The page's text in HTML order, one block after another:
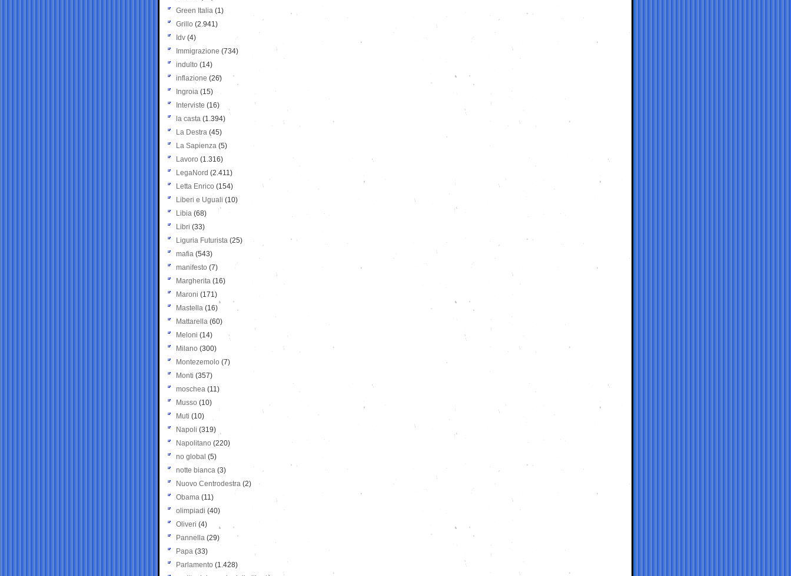
Green Italia (1)
Grillo (2.941)
Idv (4)
Immigrazione (734)
indulto (14)
inflazione (26)
Ingroia (15)
Interviste (16)
la casta (1.394)
La Destra (45)
La Sapienza (5)
Lavoro (1.316)
LegaNord (2.411)
Letta Enrico (154)
Liberi e Uguali (10)
Libia (68)
Libri (33)
Liguria Futurista (25)
mafia (543)
manifesto (7)
Margherita (16)
Maroni (171)
Mastella (16)
Mattarella (60)
Meloni (14)
Milano (300)
Montezemolo (7)
Monti (357)
moschea (11)
Musso (10)
Muti (10)
Napoli (319)
Napolitano (220)
no global (5)
notte bianca (3)
Nuovo Centrodestra (2)
Obama (11)
olimpiadi (40)
Oliveri (4)
Pannella (29)
Papa (33)
Parlamento (1.428)